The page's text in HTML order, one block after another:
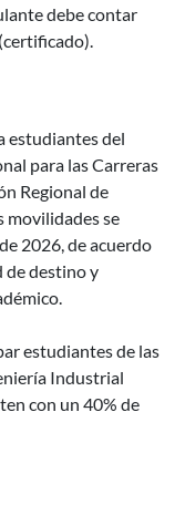
debe contar
estudiantes del
para las Carreras
Regional de
movilidades se
2026, de acuerdo
de destino y
estudiantes de las
Industrial
con un 40% de